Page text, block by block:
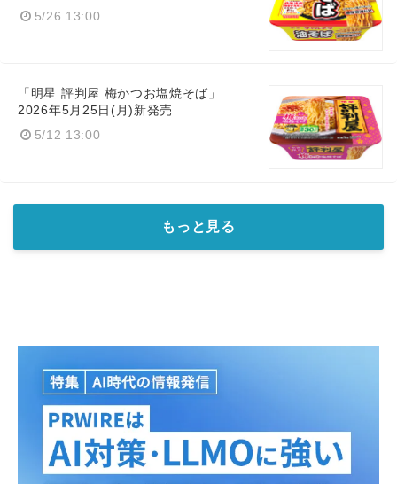
5/26 13:00
「明星 評判屋 梅かつお塩焼そば​」
2026年5月25日(月)新発売
5/12 13:00
もっと見る